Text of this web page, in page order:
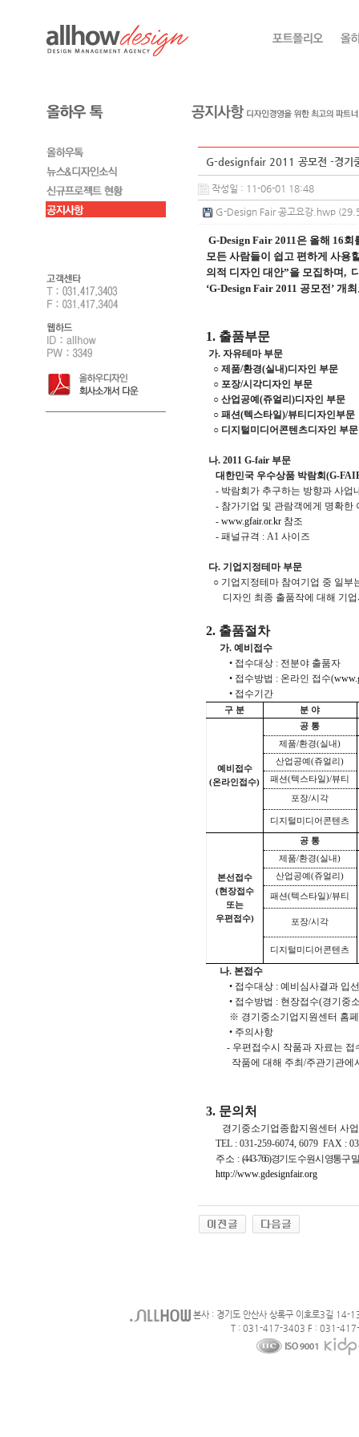
G-designfair 2011 공모전 -경기
작성일 : 11-06-01 18:48
G-Design Fair 공고요강.hwp
G-Design Fair 2011은 올해 16
모든 사람들이 쉽고 편하게 사용
의적 디자인 대안”을 모집하며,
‘G-Design Fair 2011 공모전’ 개
1. 출품부문
가. 자유테마 부문
○ 제품/환경(실내)디자인 부문
○ 포장/시각디자인 부문
○ 산업공예(쥬얼리)디자인 부문
○ 패션(텍스타일)/뷰티디자인부문
○ 디지털미디어콘텐츠디자인 부문
나. 2011 G-fair 부문
대한민국 우수상품 박람회(G-
- 박람회가 추구하는 방향과 사업
- 참가기업 및 관람객에게 명확한
- www.gfair.or.kr참조
- 패널규격 : A1 사이즈
다. 기업지정테마 부문
○ 기업지정테마 참여기업 중 일부
디자인 최종 출품작에 대해 기업
2. 출품절차
가. 예비접수
• 접수대상 : 전분야 출품자
• 접수방법 : 온라인 접수(
• 접수기간
구 분 분 야
예비접수
(온라인접수)
공 통
제품/환경(실내)
산업공예(쥬얼리)
패션(텍스타일)/뷰티
포장/시각
디지털미디어콘텐츠
본선접수
(현장접수
또는
우편접수)
공 통
제품/환경(실내)
산업공예(쥬얼리)
패션(텍스타일)/뷰티
포장/시각
디지털미디어콘텐츠
나. 본접수
• 접수대상 : 예비심사결과 입
• 접수방법 : 현장접수(경기중
※ 경기중소기업지원센터 홈
• 주의사항
- 우편접수시 작품과 자료는 접
작품에 대해 주최/주관기관에
3. 문의처
경기중소기업종합지원센터 사
TEL : 031-259-6074, 6079 FAX :
주소 : (443-766)경기도 수원시 영통구
http://www.gdesignfair.org
본사 : 경기도 안산사 상록구 이호로3길 14-
T : 031-417-3403 F : 031-